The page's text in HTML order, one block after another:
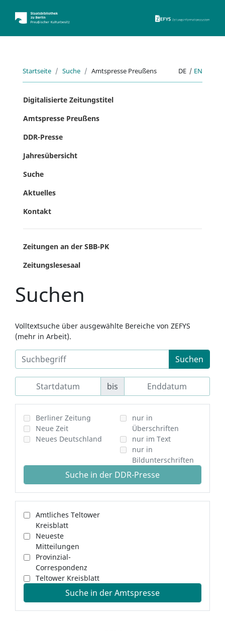
Startseite Suche Amtspresse Preußens DE | EN
Digitalisierte Zeitungstitel
Amtspresse Preußens
DDR-Presse
Jahresübersicht
Suche
Aktuelles
Kontakt
Zeitungen an der SBB-PK
Zeitungslesesaal
Suchen
Volltextsuche über ausgewählte Bereiche von ZEFYS
(mehr in Arbeit).
Suchen
bis
Berliner Zeitung
Neue Zeit
Neues Deutschland
nur in
Überschriften
nur im Text
nur in
Bildunterschriften
Suche in der DDR-Presse
Amtliches Teltower
Kreisblatt
Neueste
Mitteilungen
Provinzial-
Correspondenz
Teltower Kreisblatt
Suche in der Amtspresse